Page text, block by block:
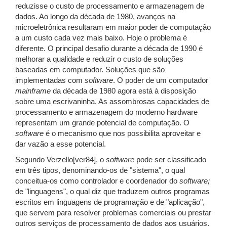
reduzisse o custo de processamento e armazenagem de
dados. Ao longo da década de 1980, avanços na
microeletrônica resultaram em maior poder de computação
a um custo cada vez mais baixo. Hoje o problema é
diferente. O principal desafio durante a década de 1990 é
melhorar a qualidade e reduzir o custo de soluções
baseadas em computador. Soluções que são
implementadas com software. O poder de um computador
mainframe da década de 1980 agora está à disposição
sobre uma escrivaninha. As assombrosas capacidades de
processamento e armazenagem do moderno hardware
representam um grande potencial de computação. O
software é o mecanismo que nos possibilita aproveitar e
dar vazão a esse potencial.
Segundo Verzello[ver84], o software pode ser classificado
em três tipos, denominando-os de "sistema", o qual
conceitua-os como controlador e coordenador do software;
de "linguagens", o qual diz que traduzem outros programas
escritos em linguagens de programação e de "aplicação",
que servem para resolver problemas comerciais ou prestar
outros serviços de processamento de dados aos usuários.